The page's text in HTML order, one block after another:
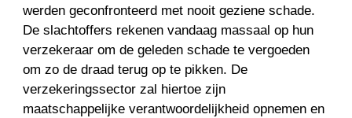
werden geconfronteerd met nooit geziene schade.
De slachtoffers rekenen vandaag massaal op hun
verzekeraar om de geleden schade te vergoeden
om zo de draad terug op te pikken. De
verzekeringssector zal hiertoe zijn
maatschappelijke verantwoordelijkheid opnemen en